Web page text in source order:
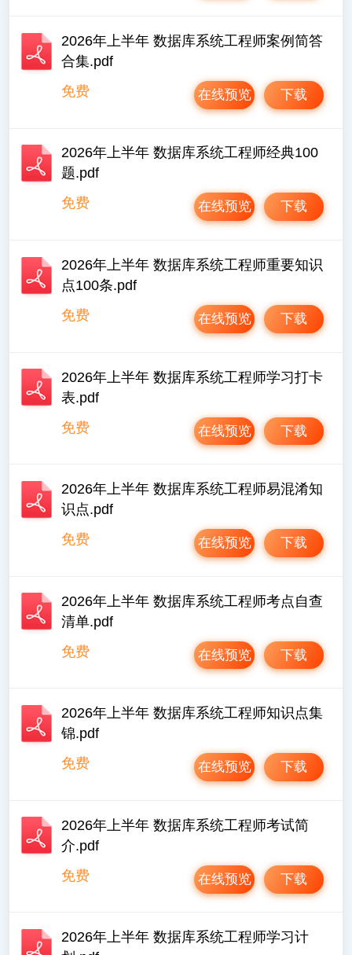
2026年上半年 数据库系统工程师案例简答
合集.pdf
免费
下载
在线预览
2026年上半年 数据库系统工程师经典100
题.pdf
免费
下载
在线预览
2026年上半年 数据库系统工程师重要知识
点100条.pdf
免费
下载
在线预览
2026年上半年 数据库系统工程师学习打卡
表.pdf
免费
下载
在线预览
2026年上半年 数据库系统工程师易混淆知
识点.pdf
免费
下载
在线预览
2026年上半年 数据库系统工程师考点自查
清单.pdf
免费
下载
在线预览
2026年上半年 数据库系统工程师知识点集
锦.pdf
免费
下载
在线预览
2026年上半年 数据库系统工程师考试简
介.pdf
免费
下载
在线预览
2026年上半年 数据库系统工程师学习计